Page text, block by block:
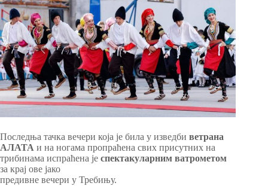
Последња тачка вечери која је била у изведби ветрана
АЛАТА и на ногама пропраћена свих присутних на
трибинама испраћена је спектакуларним ватрометом
за крај ове јако
предивне вечери у Требињу.